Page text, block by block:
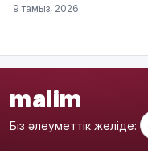
9 тамыз, 2026
malim
Біз әлеуметтік желіде: